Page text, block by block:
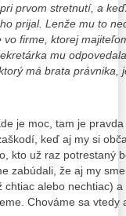
prvom stretnutí, a
prijal. Lenže mu to
firme, ktorej
mu
má brata právnika,
je moc, tam je
keď aj my si
kto už raz potrestaný
zabúdali, že aj my
alebo nechtiac)
Chováme sa vtedy